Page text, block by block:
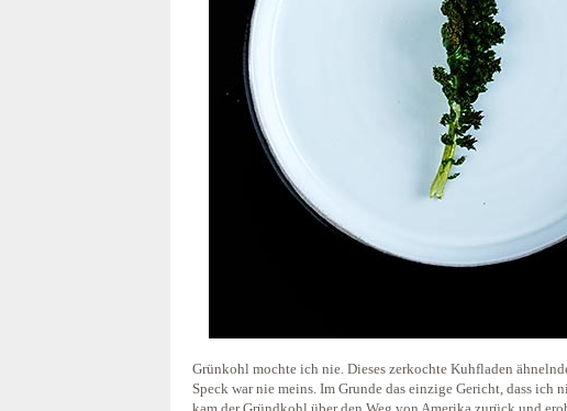
Grünkohl mochte ich nie. Dieses zerkochte Kuhfladen
Speck war nie meins. Im Grunde das einzige Gericht, dass ich